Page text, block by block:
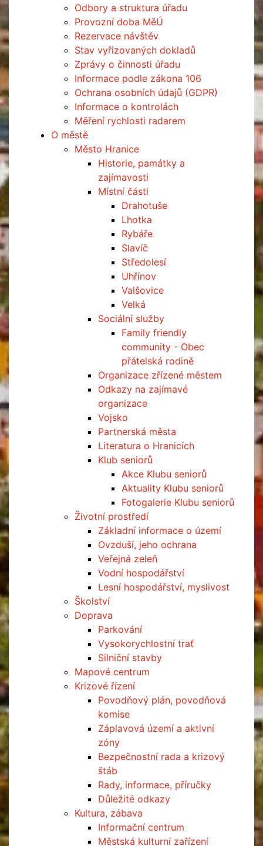
Odbory a struktura úřadu
Provozní doba MěÚ
Rezervace návštěv
Stav vyřizovaných dokladů
Zprávy o činnosti úřadu
Informace podle zákona 106
Ochrana osobních údajů (GDPR)
Informace o kontrolách
Měření rychlosti radarem
O městě
Město Hranice
Historie, památky a
zajímavosti
Místní části
Drahotuše
Lhotka
Rybáře
Slavíč
Středolesí
Uhřínov
Valšovice
Velká
Sociální služby
Family friendly
community - Obec
přátelská rodině
Organizace zřízené městem
Odkazy na zajímavé
organizace
Vojsko
Partnerská města
Literatura o Hranicích
Klub seniorů
Akce Klubu seniorů
Aktuality Klubu seniorů
Fotogalerie Klubu seniorů
Životní prostředí
Základní informace o území
Ovzduší, jeho ochrana
Veřejná zeleň
Vodní hospodářství
Lesní hospodářství, myslivost
Školství
Doprava
Parkování
Vysokorychlostní trať
Silniční stavby
Mapové centrum
Krizové řízení
Povodňový plán, povodňová
komise
Záplavová území a aktivní
zóny
Bezpečnostní rada a krizový
štáb
Rady, informace, příručky
Důležité odkazy
Kultura, zábava
Informační centrum
Městská kulturní zařízení